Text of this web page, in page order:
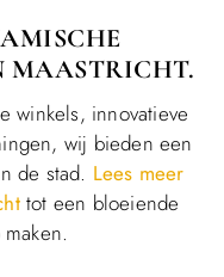
MAASTRICHT.
winkels, innovatieve
wij bieden een
de stad. Lees meer
tot een bloeiende